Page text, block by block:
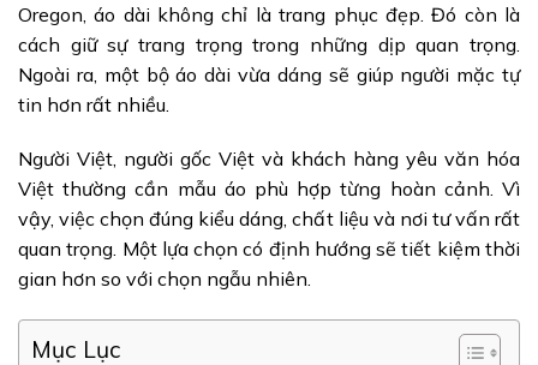
Oregon, áo dài không chỉ là trang phục đẹp. Đó còn là
cách giữ sự trang trọng trong những dịp quan trọng.
Ngoài ra, một bộ áo dài vừa dáng sẽ giúp người mặc tự
tin hơn rất nhiều.
Người Việt, người gốc Việt và khách hàng yêu văn hóa
Việt thường cần mẫu áo phù hợp từng hoàn cảnh. Vì
vậy, việc chọn đúng kiểu dáng, chất liệu và nơi tư vấn rất
quan trọng. Một lựa chọn có định hướng sẽ tiết kiệm thời
gian hơn so với chọn ngẫu nhiên.
Mục Lục